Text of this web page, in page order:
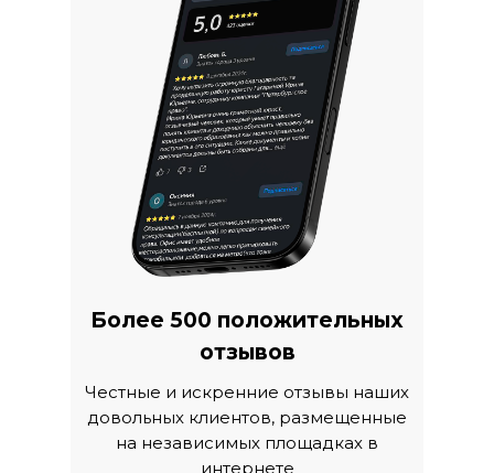
Честные и искренние отзывы наших
довольных клиентов, размещенные
на независимых площадках в
интернете
Более 500 положительных
отзывов